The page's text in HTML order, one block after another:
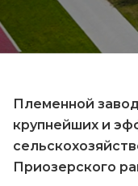
Племенной
крупнейших и
Приозерского